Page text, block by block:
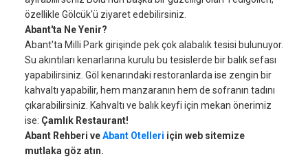
özellikle Gölcük'ü ziyaret edebilirsiniz.
Abant'ta Ne Yenir?
Abant'ta Milli Park girişinde pek çok alabalık tesisi bulunuyor.
Su akıntıları kenarlarına kurulu bu tesislerde bir balık sefası
yapabilirsiniz. Göl kenarındaki restoranlarda ise zengin bir
kahvaltı yapabilir, hem manzaranın hem de sofranın tadını
çıkarabilirsiniz. Kahvaltı ve balık keyfi için mekan önerimiz
ise: Çamlık Restaurant!
Abant Rehberi veAbant Otelleri için web sitemize
mutlaka göz atın.